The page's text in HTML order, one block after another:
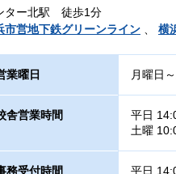
ター北駅 徒歩1分
市営地下鉄グリーンライン
横
業曜日 月曜日
舎営業時間
平日
土曜
務受付時間
平日